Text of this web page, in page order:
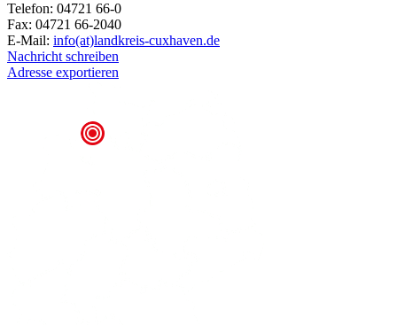
Telefon: 04721 66-0
Fax: 04721 66-2040
E-Mail: info(at)landkreis-cuxhaven.de
Nachricht schreiben
Adresse exportieren